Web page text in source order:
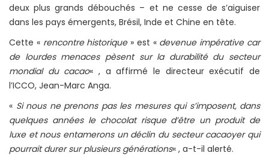
deux plus grands débouchés – et ne cesse de s’aiguiser
dans les pays émergents, Brésil, Inde et Chine en tête.
Cette « rencontre historique» est « devenue impérative car
de lourdes menaces pèsent sur la durabilité du secteur
mondial du cacao« , a affirmé le directeur exécutif de
l’ICCO, Jean-Marc Anga.
« Si nous ne prenons pas les mesures qui s’imposent, dans
quelques années le chocolat risque d’être un produit de
luxe et nous entamerons un déclin du secteur cacaoyer qui
pourrait durer sur plusieurs générations« , a-t-il alerté.